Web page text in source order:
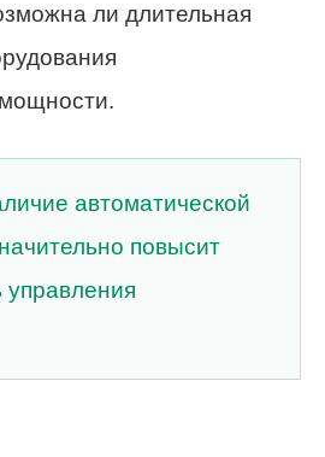
ли длительная
автоматической
повысит